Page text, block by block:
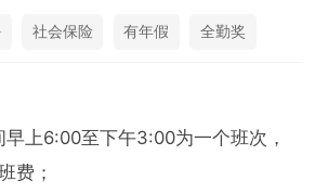
社会保险 有年假 全勤奖
早上6:00至下午3:00为一个班次，
费；